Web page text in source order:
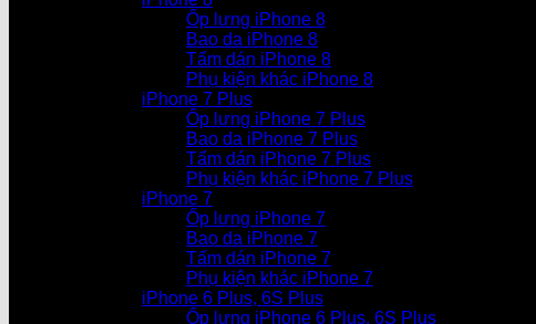
Ốp lưng iPhone 8
Bao da iPhone 8
Tấm dán iPhone 8
Phụ kiện khác iPhone 8
iPhone 7 Plus
Ốp lưng iPhone 7 Plus
Bao da iPhone 7 Plus
Tấm dán iPhone 7 Plus
Phụ kiện khác iPhone 7 Plus
iPhone 7
Ốp lưng iPhone 7
Bao da iPhone 7
Tấm dán iPhone 7
Phụ kiện khác iPhone 7
iPhone 6 Plus, 6S Plus
Ốp lưng iPhone 6 Plus, 6S Plus